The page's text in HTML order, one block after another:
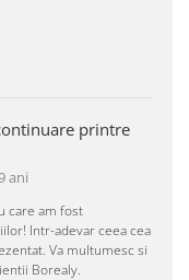
printre
ani
care am fost
Intr-adevar ceea cea
Va multumesc si
Borealy.